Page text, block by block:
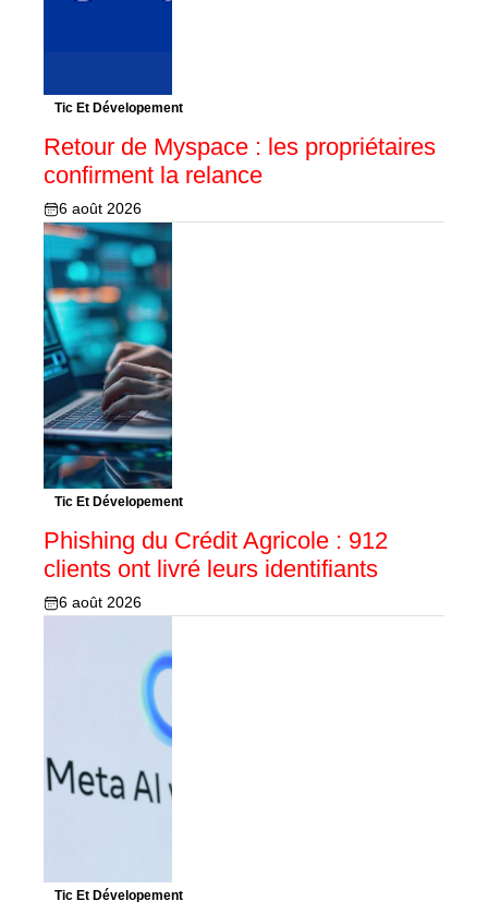
Tic Et Dévelopement
Retour de Myspace : les propriétaires
confirment la relance
6 août 2026
Tic Et Dévelopement
Phishing du Crédit Agricole : 912
clients ont livré leurs identifiants
6 août 2026
Tic Et Dévelopement